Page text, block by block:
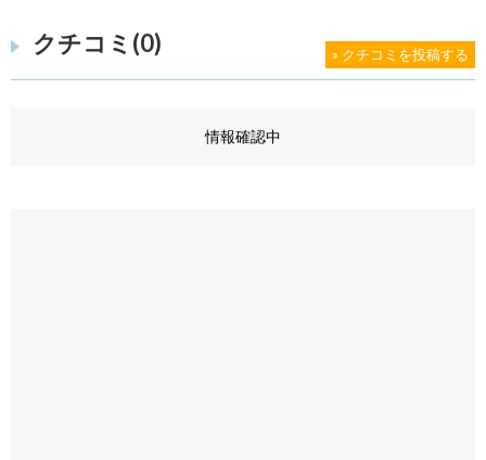
クチコミ(0) » クチコミを投稿する
情報確認中